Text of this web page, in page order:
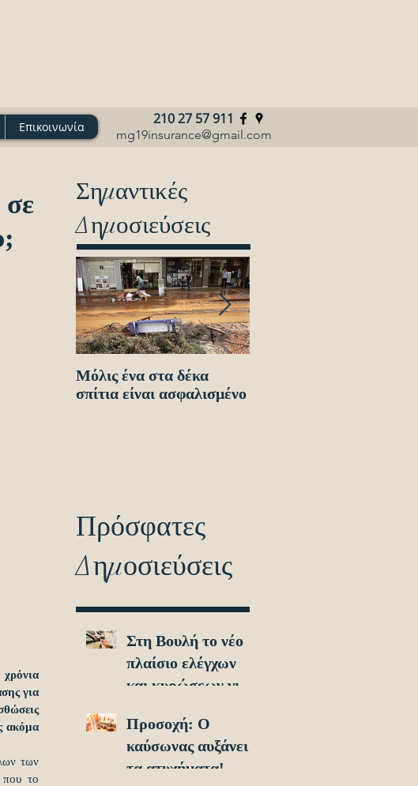
mg19insurance@gmail.com
210 27 57 911
Επικοινωνία
για
ακόμα
των
που το
Σημαντικές
Δημοσιεύσεις
Μόλις ένα στα δέκα
σπίτια είναι ασφαλισμένο
Πρόσφατες
Δημοσιεύσεις
Στη Βουλή το νέο
πλαίσιο ελέγχων
και κυρώσεων για
οχήματα!
Προσοχή: O
καύσωνας αυξάνει
τα ατυχήματα!